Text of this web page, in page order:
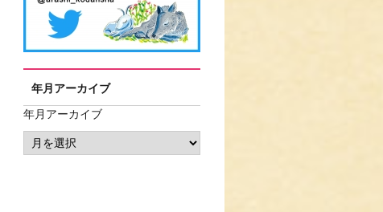
年月アーカイブ
年月アーカイブ